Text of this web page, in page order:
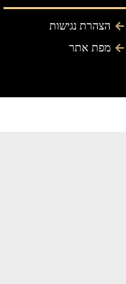
הצהרת נגישות
מפת אתר